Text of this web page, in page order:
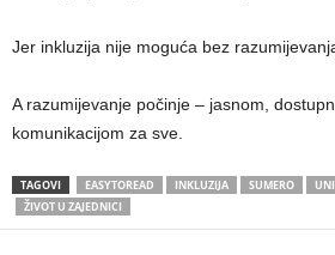
Jer inkluzija nije moguća bez
A razumijevanje počinje – jasnom,
komunikacijom za sve.
TAGOVI EASYTOREAD INKLUZIJA SUMERO
ŽIVOT U ZAJEDNICI